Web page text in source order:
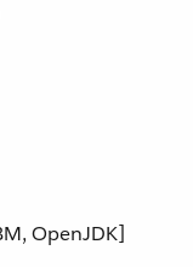
OpenJDK]